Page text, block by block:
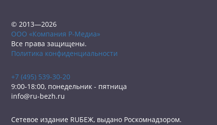
© 2013—2026
ООО «Компания Р-Медиа»
Все права защищены.
Политика конфиденциальности
+7 (495) 539-30-20
9:00-18:00, понедельник - пятница
info@ru-bezh.ru
Сетевое издание RUБЕЖ, выдано Роскомнадзором.